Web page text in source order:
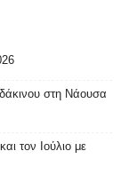
στη Νάουσα
τον Ιούλιο με